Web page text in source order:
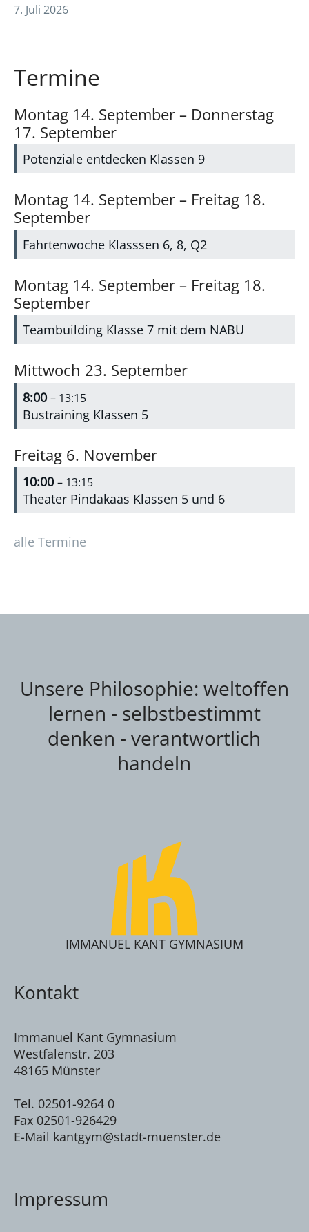
7. Juli 2026
Termine
Montag 14. September – Donnerstag
17. September
Potenziale entdecken Klassen 9
Montag 14. September – Freitag 18.
September
Fahrtenwoche Klasssen 6, 8, Q2
Montag 14. September – Freitag 18.
September
Teambuilding Klasse 7 mit dem NABU
Mittwoch 23. September
8:00– 13:15
Bustraining Klassen 5
Freitag 6. November
10:00– 13:15
Theater Pindakaas Klassen 5 und 6
alle Termine
Unsere Philosophie: weltoffen
lernen - selbstbestimmt
denken - verantwortlich
handeln
IMMANUEL KANT GYMNASIUM
Kontakt
Immanuel Kant Gymnasium
Westfalenstr. 203
48165 Münster
Tel. 02501-9264 0
Fax 02501-926429
E-Mail kantgym@stadt-muenster.de
Impressum